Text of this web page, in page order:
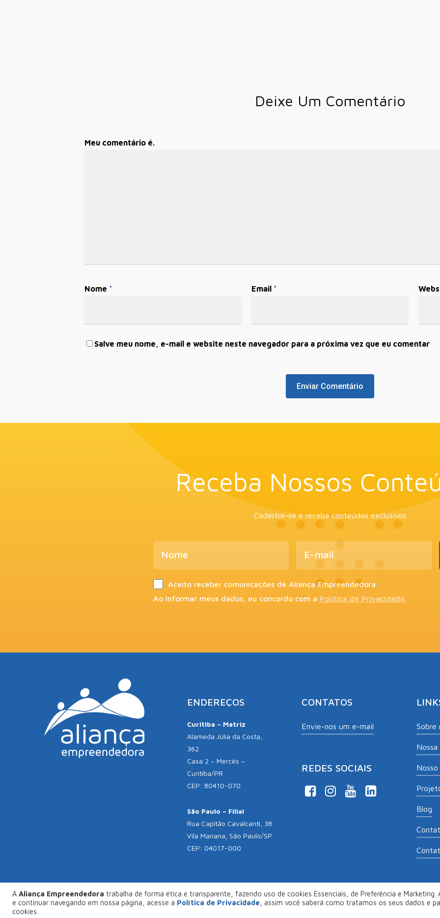
Deixe Um Comentário
Meu comentário é.
Nome * Email *
Salve meu nome, e-mail e website neste navegador para a próxima vez que eu comentar
Receba Nossos
Cadastre-se e receba conteúdos exclusivos
Aceito receber comunicações de Aliança Empreendedora.
Ao informar meus dados, eu concordo com a Política de Privacidade.
ENDEREÇOS
Curitiba – Matriz
Alameda Júlia da Costa,
362
Casa 2 – Mercês –
Curitiba/PR
CEP: 80410-070
São Paulo – Filial
Rua Capitão Cavalcanti, 38
Vila Mariana, São Paulo/SP
CEP: 04017-000
CONTATOS
Envie-nos um e-mail
REDES SOCIAIS
Sobre
Blog
© Copyright 2026Aliança Empreendedora. Desenvolvido por
A Aliança Empreendedora trabalha de forma ética e transparente, fazendo uso de cookies Essenciais, de Preferência e Marketing.
e continuar navegando em nossa página, acesse a Política de Privacidade , assim você saberá como tratamos os seus dados e
cookies.